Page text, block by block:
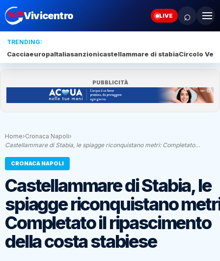
Vivicentro LIVE ⌕
TRENDING:
CacciaeuropaItaliasanzionicastellammare di stabiaCircolo
PUBBLICITÀ
Home›Cronaca Napoli›
Castellammare di Stabia, le spiagge riconquistano metri: Completato…
CRONACA NAPOLI
Castellammare di Stabia, le
spiagge riconquistano
Completato il ripascimento
della costa stabiese